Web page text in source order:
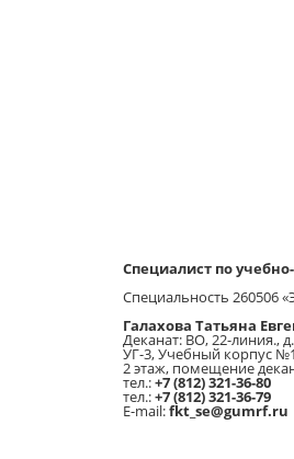
Специалист по
Специальность 260506
Галахова Татьяна
Деканат: ВО, 22-линия.,
УГ-3, Учебный корпус
2 этаж, помещение
тел.:+7 (812) 321-36-80
тел.:+7 (812) 321-36-79
E-mail:fkt_sе@gumrf.ru